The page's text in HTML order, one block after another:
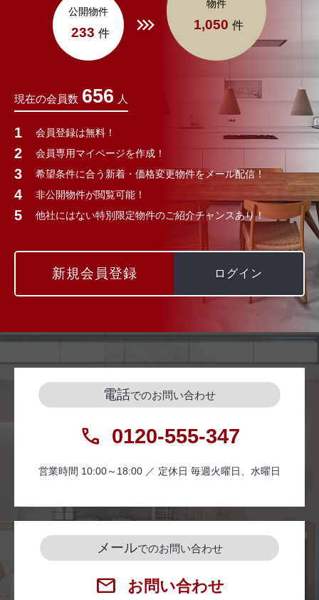
公開物件
233 件
物件
1,050 件
現在の会員数 656 人
会員登録は無料！
会員専用マイページを作成！
希望条件に合う新着・価格変更物件をメール配信！
非公開物件が閲覧可能！
他社にはない特別限定物件のご紹介チャンスあり！
新規会員登録 ログイン
電話でのお問い合わせ
0120-555-347
営業時間 10:00～18:00 ／ 定休日 毎週火曜日、水曜日
メールでのお問い合わせ
お問い合わせ